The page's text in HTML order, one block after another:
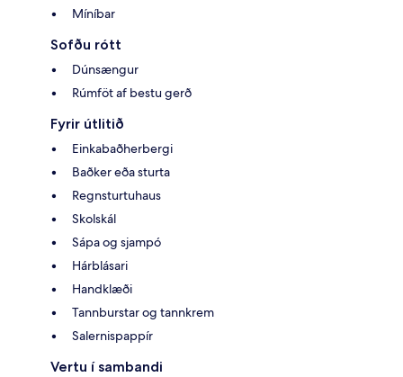
Míníbar
Sofðu rótt
Dúnsængur
Rúmföt af bestu gerð
Fyrir útlitið
Einkabaðherbergi
Baðker eða sturta
Regnsturtuhaus
Skolskál
Sápa og sjampó
Hárblásari
Handklæði
Tannburstar og tannkrem
Salernispappír
Vertu í sambandi